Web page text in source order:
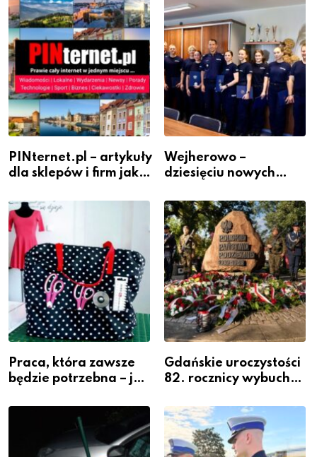
PINternet.pl – artykuły
dla sklepów i firm jako
widoczność
Wejherowo –
dziesięciu nowych
szeregach Komendy
Powiatowej
Praca, która zawsze
będzie potrzebna – jak
zawodem przyszłości i
gdzie się go nauczyć?
Gdańskie uroczystości
82. rocznicy wybuchu
Warszawskiego